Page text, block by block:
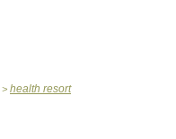
> health resort